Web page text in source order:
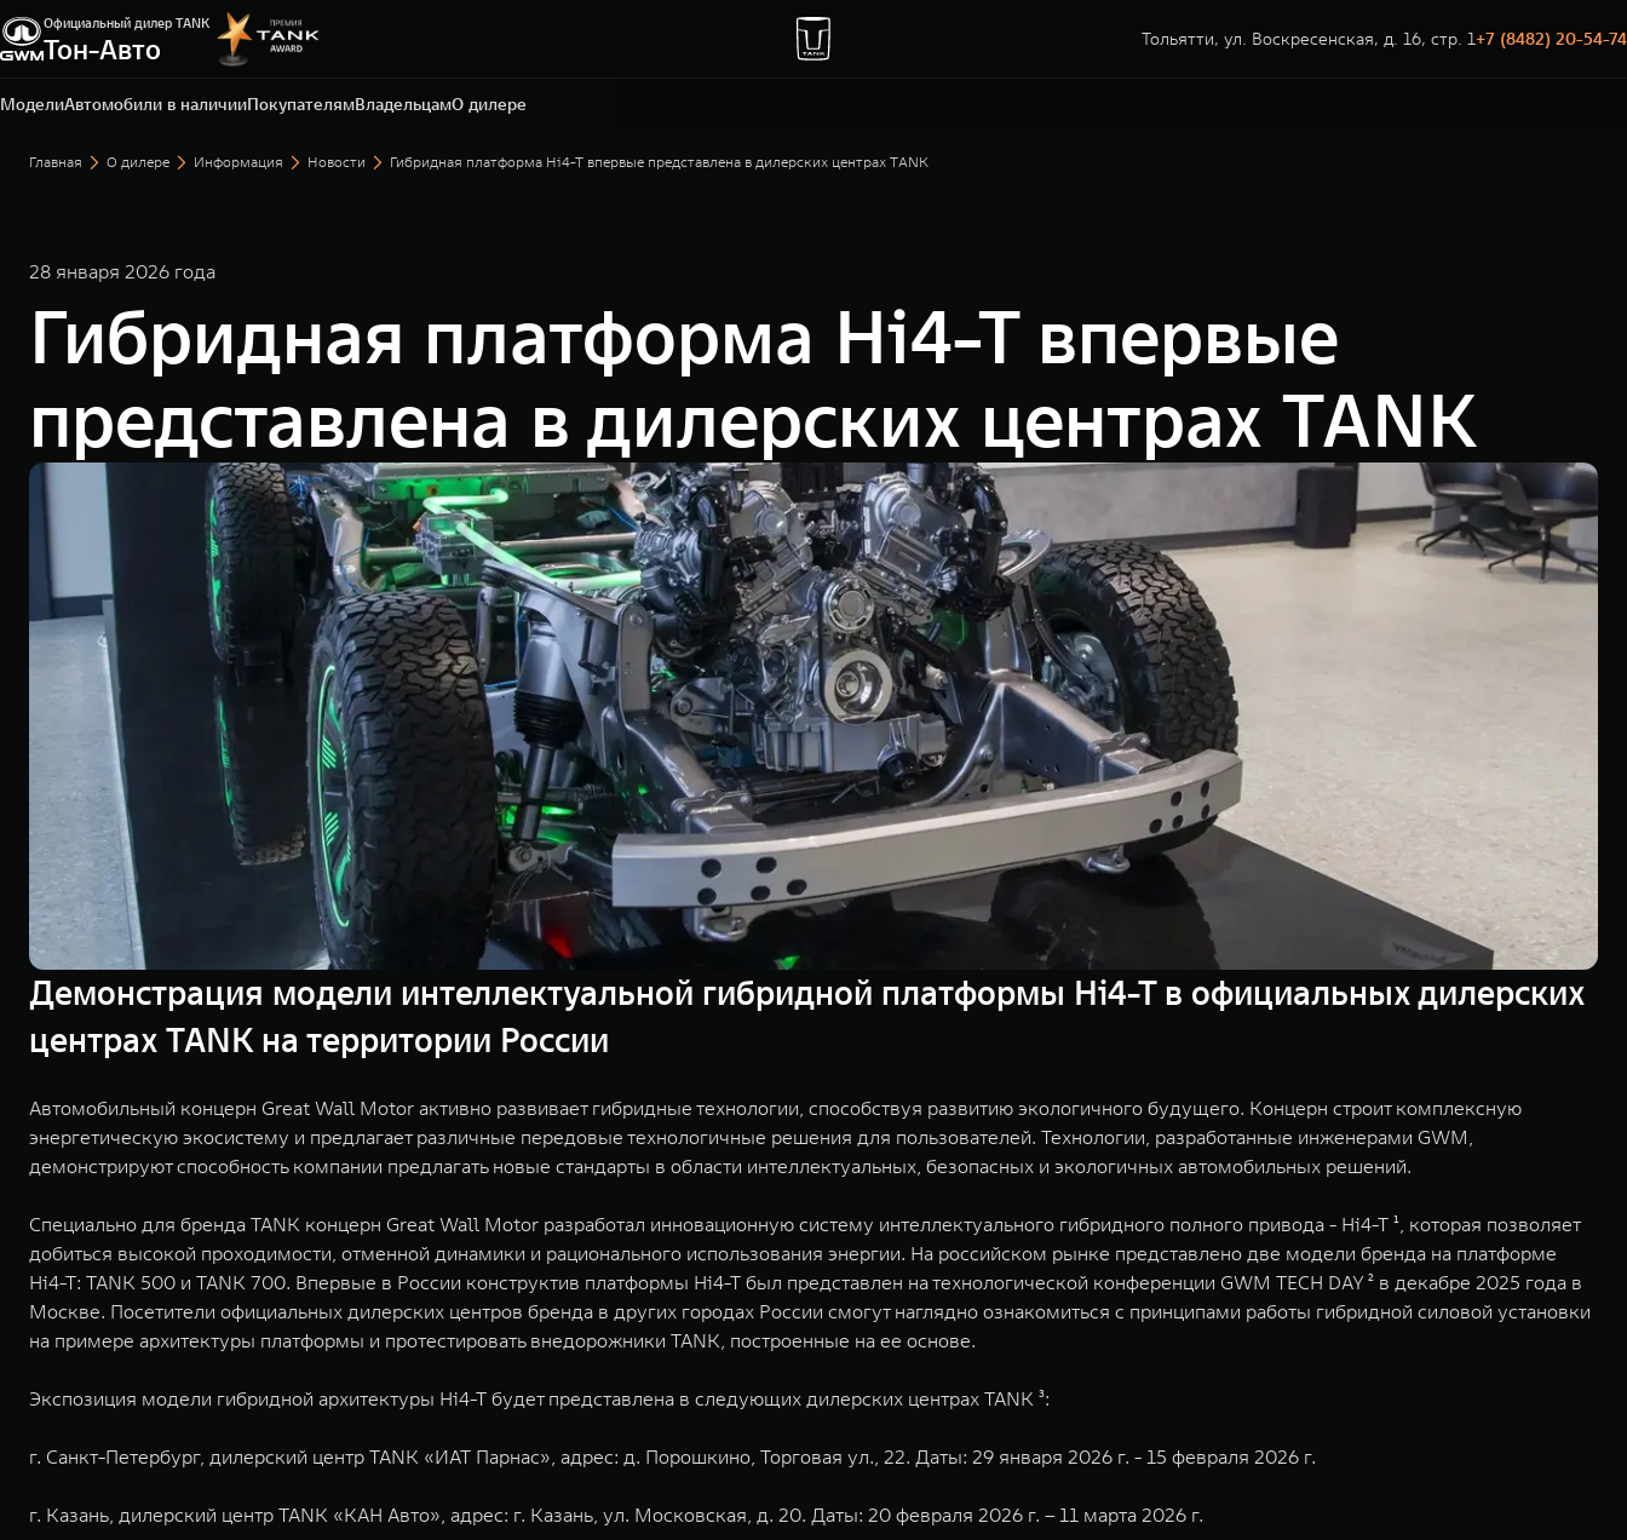
Официальный дилер TANK
Тон-Авто Тольятти, ул. Воскресенская, д. 16, стр. 1+7 (8482) 20-54-74
МоделиАвтомобили в наличииПокупателямВладельцамО дилере
Тольятти, ул. Воскресенская, д. 16, стр. 1
+7 (8482) 20-54-74
Главная О дилере Информация Новости Гибридная платформа Hi4-T впервые представлена в дилерских центрах TANK
28 января 2026 года
Гибридная платформа Hi4-T впервые
представлена в дилерских центрах TANK
Демонстрация модели интеллектуальной гибридной платформы Hi4-T в официальных дилерских
центрах TANK на территории России
Автомобильный концерн Great Wall Motor активно развивает гибридные технологии, способствуя развитию экологичного будущего. Концерн строит комплексную
энергетическую экосистему и предлагает различные передовые технологичные решения для пользователей. Технологии, разработанные инженерами GWM,
демонстрируют способность компании предлагать новые стандарты в области интеллектуальных, безопасных и экологичных автомобильных решений.
Специально для бренда TANK концерн Great Wall Motor разработал инновационную систему интеллектуального гибридного полного привода - Hi4-T ¹, которая позволяет
добиться высокой проходимости, отменной динамики и рационального использования энергии. На российском рынке представлено две модели бренда на платформе
Hi4-T: TANK 500 и TANK 700. Впервые в России конструктив платформы Hi4-T был представлен на технологической конференции GWM TECH DAY ² в декабре 2025 года в
Москве. Посетители официальных дилерских центров бренда в других городах России смогут наглядно ознакомиться с принципами работы гибридной силовой установки
на примере архитектуры платформы и протестировать внедорожники TANK, построенные на ее основе.
Экспозиция модели гибридной архитектуры Hi4-T будет представлена в следующих дилерских центрах TANK ³:
г. Санкт-Петербург, дилерский центр TANK «ИАТ Парнас», адрес: д. Порошкино, Торговая ул., 22. Даты: 29 января 2026 г. - 15 февраля 2026 г.
г. Казань, дилерский центр TANK «КАН Авто», адрес: г. Казань, ул. Московская, д. 20. Даты: 20 февраля 2026 г. – 11 марта 2026 г.